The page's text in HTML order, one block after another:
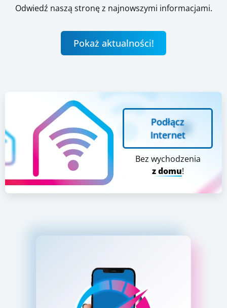
Odwiedź naszą stronę z najnowszymi informacjami.
Pokaż aktualności!
Podłącz
Internet
Bez wychodzenia
z domu!